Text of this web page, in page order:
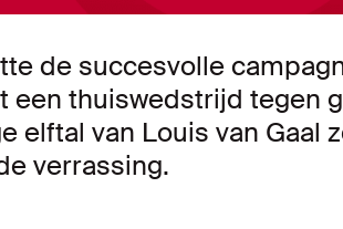
de succesvolle
een thuiswedstrijd tegen
elftal van Louis van Gaal
verrassing.